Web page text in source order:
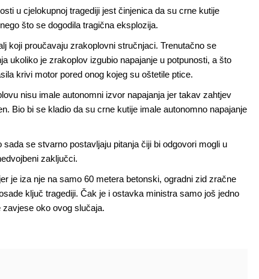
u cjelokupnoj tragediji jest činjenica da su crne kutije
što se dogodila tragična eksplozija.
koji proučavaju zrakoplovni stručnjaci. Trenutačno se
ukoliko je zrakoplov izgubio napajanje u potpunosti, a što
krivi motor pored onog kojeg su oštetile ptice.
nisu imale autonomni izvor napajanja jer takav zahtjev
Bio bi se kladio da su crne kutije imale autonomno napajanje
se stvarno postavljaju pitanja čiji bi odgovori mogli u
zaključci.
je iza nje na samo 60 metera betonski, ogradni zid zračne
ključ tragediji. Čak je i ostavka ministra samo još jedno
oko ovog slučaja.